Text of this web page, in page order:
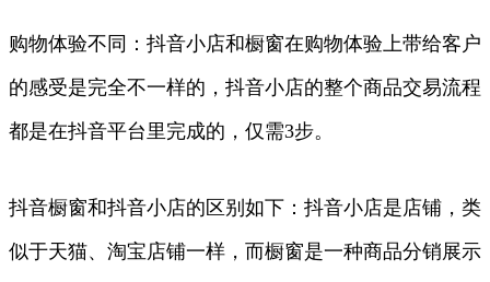
购物体验不同：抖音小店和橱窗在购物体验上带给客户
的感受是完全不一样的，抖音小店的整个商品交易流程
都是在抖音平台里完成的，仅需3步。
抖音橱窗和抖音小店的区别如下：抖音小店是店铺，类
似于天猫、淘宝店铺一样，而橱窗是一种商品分销展示